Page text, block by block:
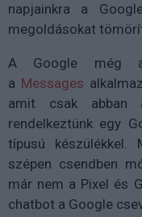
napjainkra a
megoldásokat
A Google még
a Messages
amit csak abban
rendelkeztünk egy
típusú
szépen csendben
már nem a Pixel és
chatbot a Google